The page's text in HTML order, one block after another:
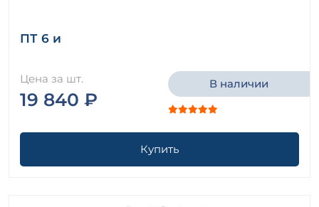
ПТ 6 и
Цена за шт.
19 840 ₽
В наличии
Купить